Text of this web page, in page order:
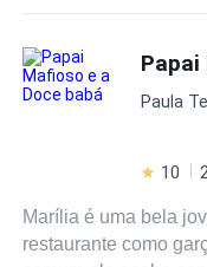
Valentim, fingindo ser
nada do que está
único objetivo de
vê, percebe que
colocar tudo a
Papai
Paula
10
Marília é uma bela
restaurante como